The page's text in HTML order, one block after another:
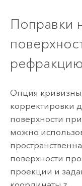
Поправки
рефракцию
Опция кривизны
корректировки
поверхности
можно
поверхности
проекции и